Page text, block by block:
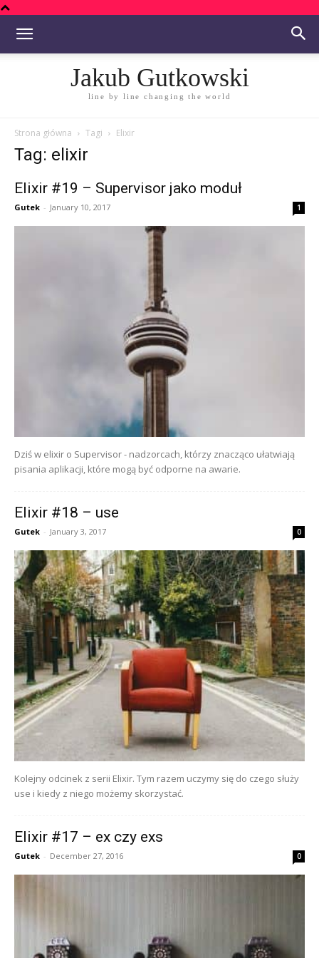
Jakub Gutkowski
line by line changing the world
Strona główna Tagi Elixir
Tag: elixir
Elixir #19 – Supervisor jako moduł
Gutek - January 10, 2017 1
Dziś w elixir o Supervisor - nadzorcach, którzy znacząco ułatwiają
pisania aplikacji, które mogą być odporne na awarie.
Elixir #18 – use
Gutek - January 3, 2017 0
Kolejny odcinek z serii Elixir. Tym razem uczymy się do czego służy
use i kiedy z niego możemy skorzystać.
Elixir #17 – ex czy exs
Gutek - December 27, 2016 0